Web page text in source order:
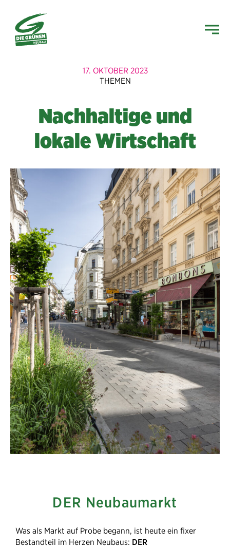
17. OKTOBER 2023
THEMEN
Nachhaltige und
lokale Wirtschaft
DER Neubaumarkt
Was als Markt auf Probe begann, ist heute ein fixer
Bestandteil im Herzen Neubaus: DER